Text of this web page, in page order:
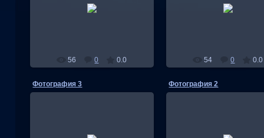
56 0 0.0 54 0 0.0
Фотография 3 Фотография 2